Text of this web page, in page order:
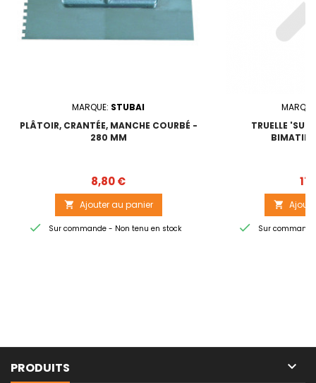
MARQUE: STUBAI
PLÂTOIR, CRANTÉE, MANCHE COURBÉ -
280 MM
Prix
8,80 €
 Ajouter au panier
 Sur commande - Non tenu en stock
TRUELLE

 Sur
PRODUITS 